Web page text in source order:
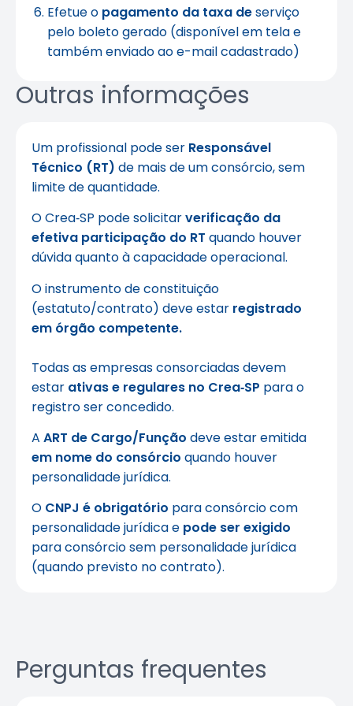
Efetue o pagamento da taxa deserviço
pelo boleto gerado (disponível em tela e
também enviado ao e-mail cadastrado)
Outras informações
Um profissional pode ser Responsável
Técnico (RT) de mais de um consórcio, sem
limite de quantidade.
O Crea‑SP pode solicitarverificação da
efetiva participação do RT quando houver
dúvida quanto à capacidade operacional.
O instrumento de constituição
(estatuto/contrato) deve estar registrado
em órgão competente.
Todas as empresas consorciadas devem
estar ativas e regulares no Crea‑SP para o
registro ser concedido.
A ART de Cargo/Função deve estar emitida
em nome do consórcio quando houver
personalidade jurídica.
O CNPJ é obrigatório para consórcio com
personalidade jurídica e pode ser exigido
para consórcio sem personalidade jurídica
(quando previsto no contrato).
Perguntas frequentes